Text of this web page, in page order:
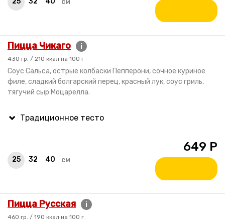
Пицца Чикаго i
430 гр. / 210 ккал на 100 г
Соус Сальса, острые колбаски Пепперони, сочное куриное
филе, сладкий болгарский перец, красный лук, соус гриль,
тягучий сыр Моцарелла.
25 32 40 см
649 Р
Пицца Русская i
460 гр. / 190 ккал на 100 г